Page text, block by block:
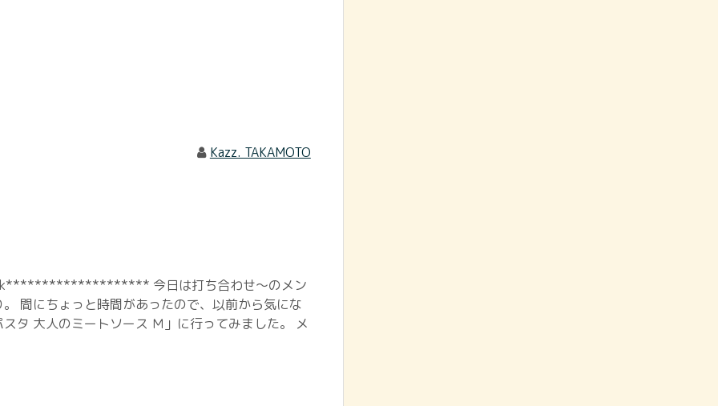
Kazz. TAKAMOTO
今日は打ち合わせ～のメン
間にちょっと時間があったので、以前から気にな
タ 大人のミートソース Ｍ」に行ってみました。 メ